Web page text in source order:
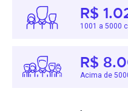
R$
1001 a 5000
R$
Acima de